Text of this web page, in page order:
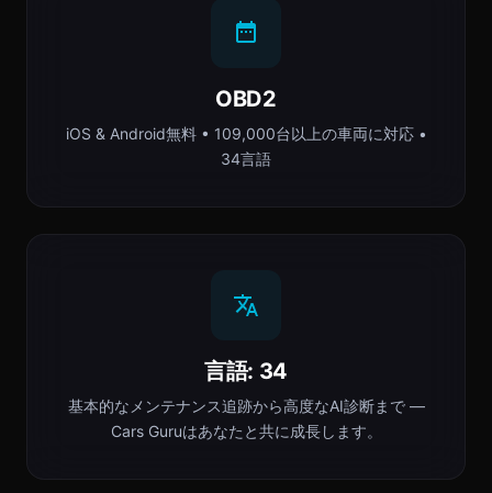
OBD2
iOS & Android無料 • 109,000台以上の車両に対応 •
34言語
言語: 34
基本的なメンテナンス追跡から高度なAI診断まで —
Cars Guruはあなたと共に成長します。